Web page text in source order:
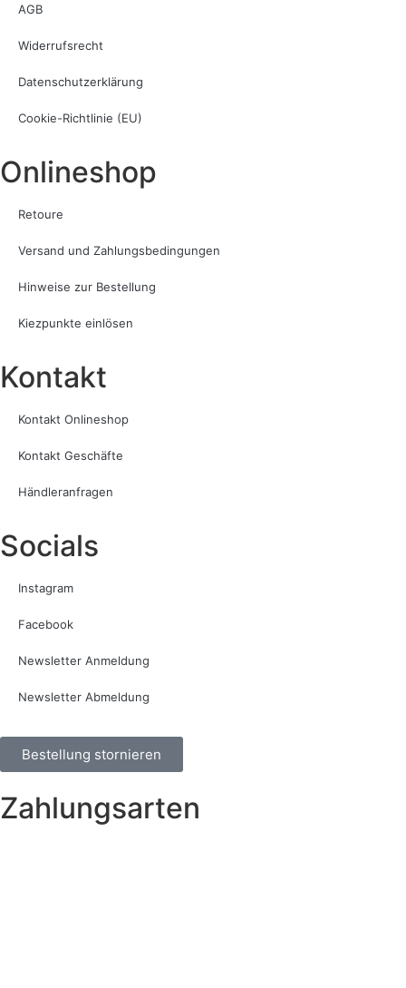
AGB
Widerrufsrecht
Datenschutzerklärung
Cookie-Richtlinie (EU)
Onlineshop
Retoure
Versand und Zahlungsbedingungen
Hinweise zur Bestellung
Kiezpunkte einlösen
Kontakt​
Kontakt Onlineshop
Kontakt Geschäfte
Händleranfragen
Socials
Instagram
Facebook
Newsletter Anmeldung
Newsletter Abmeldung
Bestellung stornieren
Zahlungsarten